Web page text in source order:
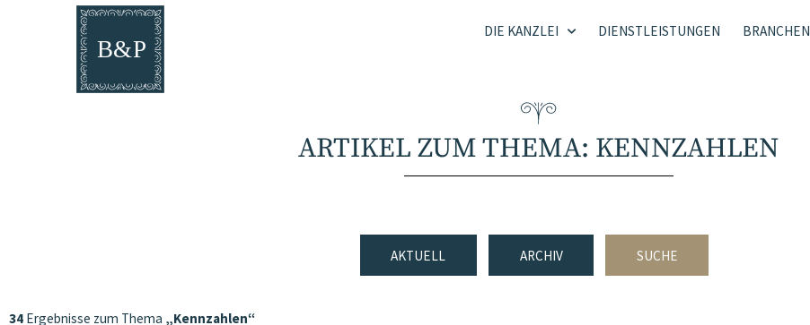
DIE KANZLEI DIENSTLEISTUNGEN BRANCHEN
ARTIKEL ZUM THEMA: KENNZAHLEN
AKTUELL ARCHIV SUCHE
34 Ergebnisse zum Thema „Kennzahlen“